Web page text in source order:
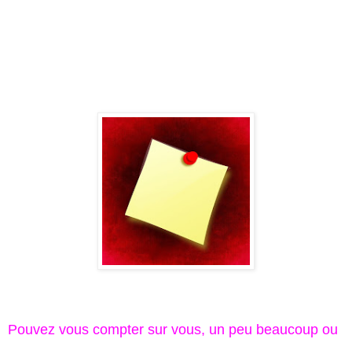
Pouvez vous compter sur vous, un peu beaucoup ou